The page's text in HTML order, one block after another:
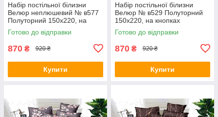
Набір постільної білизни
Велюр неплюшевий № в577
Полуторний 150х220, на
кнопках
Готово до відправки
870 ₴ 920 ₴
Купити
Набір постільної білизни
Велюр № в529 Полуторний
150х220, на кнопках
Готово до відправки
870 ₴ 920 ₴
Купити